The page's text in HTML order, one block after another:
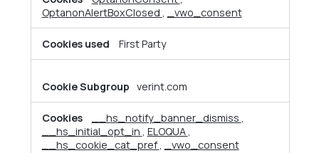
OptanonAlertBoxClosed , _vwo_consent
First Party
verint.com
__hs_notify_banner_dismiss ,
__hs_initial_opt_in , ELOQUA,
__hs_cookie_cat_pref, _vwo_consent